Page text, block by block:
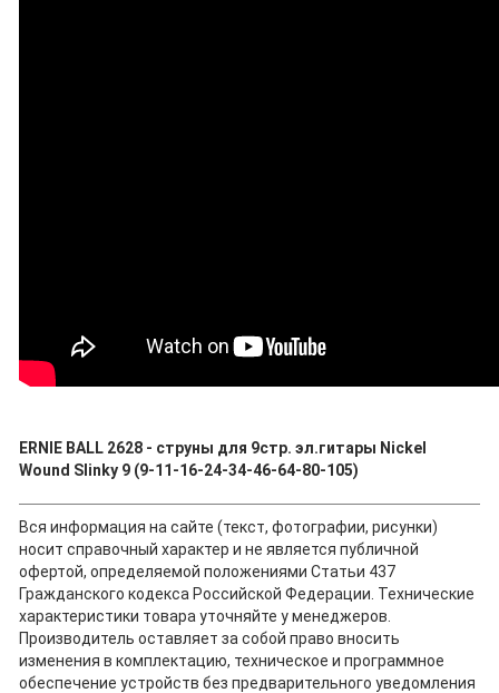
ERNIE BALL 2628 - струны для 9стр. эл.гитары Nickel
Wound Slinky 9 (9-11-16-24-34-46-64-80-105)
Вся информация на сайте (текст, фотографии, рисунки)
носит справочный характер и не является публичной
офертой, определяемой положениями Статьи 437
Гражданского кодекса Российской Федерации. Технические
характеристики товара уточняйте у менеджеров.
Производитель оставляет за собой право вносить
изменения в комплектацию, техническое и программное
обеспечение устройств без предварительного уведомления